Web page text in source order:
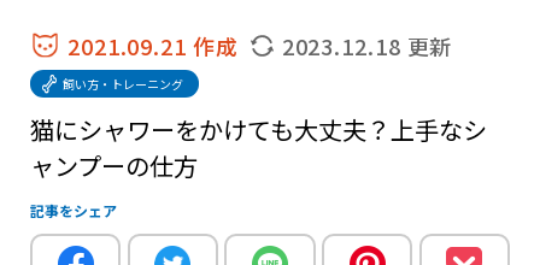
2021.09.21 作成 2023.12.18 更新
飼い方・トレーニング
猫にシャワーをかけても大丈夫？上手なシ
ャンプーの仕方
記事をシェア